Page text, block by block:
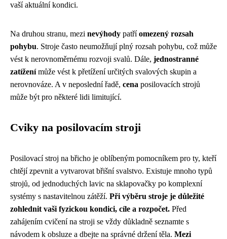
vaší aktuální kondici.
Na druhou stranu, mezi nevýhody patříomezený rozsah
pohybu. Stroje často neumožňují plný rozsah pohybu, což může
vést k nerovnoměrnému rozvoji svalů. Dále, jednostranné
zatíženímůže vést k přetížení určitých svalových skupin a
nerovnováze. A v neposlední řadě, cena posilovacích strojů
může být pro některé lidi limitující.
Cviky na posilovacím stroji
Posilovací stroj na břicho je oblíbeným pomocníkem pro ty, kteří
chtějí zpevnit a vytvarovat břišní svalstvo. Existuje mnoho typů
strojů, od jednoduchých lavic na sklapovačky po komplexní
systémy s nastavitelnou zátěží. Při výběru stroje je důležité
zohlednit vaši fyzickou kondici, cíle a rozpočet. Před
zahájením cvičení na stroji se vždy důkladně seznamte s
návodem k obsluze a dbejte na správné držení těla. Mezi